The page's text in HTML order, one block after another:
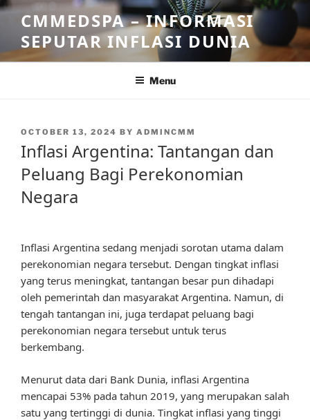
Skip
content
CMMEDSPA – INFORMASI
SEPUTAR INFLASI DUNIA
Menu
POSTED
OCTOBER 13, 2024 BY ADMINCMM
Inflasi Argentina: Tantangan dan
Peluang Bagi Perekonomian
Negara
Inflasi Argentina sedang menjadi sorotan utama dalam
perekonomian negara tersebut. Dengan tingkat inflasi
yang terus meningkat, tantangan besar pun dihadapi
oleh pemerintah dan masyarakat Argentina. Namun, di
tengah tantangan ini, juga terdapat peluang bagi
perekonomian negara tersebut untuk terus
berkembang.
Menurut data dari Bank Dunia, inflasi Argentina
mencapai 53% pada tahun 2019, yang merupakan salah
satu yang tertinggi di dunia. Tingkat inflasi yang tinggi